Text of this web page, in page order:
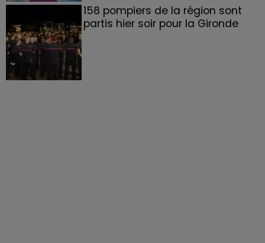
158 pompiers de la région sont
partis hier soir pour la Gironde